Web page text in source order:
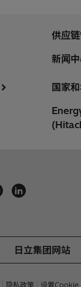
供应
新闻
国家
日立集团网站
隐私政策 设置Cookie